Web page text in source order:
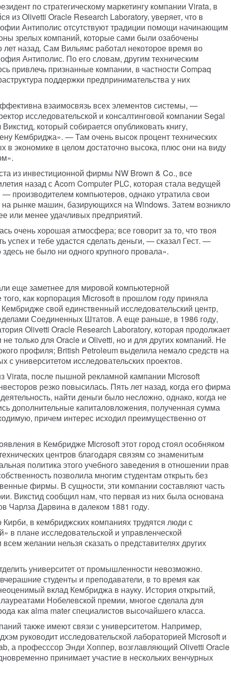
по стратегическому маркетингу компании Virata, в
из Olivetti Oracle Research Laboratory, уверяет, что в
Антиполис отсутствуют традиции помощи начинающим
зрелых компаний, которые сами были озабочены
лет назад. Сам Вильямс работал некоторое время во
Антиполис. По его словам, другим техническим
привлечь признанные компании, в частности Compaq
поддержки предпринимательства у них
взаимосвязь всех элементов системы, —
исследовательской и консалтинговой компании Segal
который собирается опубликовать книгу,
Кембриджа». — Там очень высок процент технических
в экономике в целом достаточно высока, плюс они на виду
из инвестиционной фирмы NW Brown & Co., все
назад с Acorn Computer PLC, которая стала ведущей
производителем компьютеров, однако утратила свои
рынке машин, базирующихся на Windows. Затем возникло
или менее удачливых предприятий.
очень хорошая атмосфера; все говорит за то, что твоя
успех и тебе удастся сделать деньги, — сказал Гест. —
не было ни одного крупного провала».
еще заметнее для мировой компьютерной
как корпорация Microsoft в прошлом году приняла
свой единственный исследовательский центр,
Соединенных Штатов. А еще раньше, в 1986 году,
Olivetti Oracle Research Laboratory, которая продолжает
не только для Oracle и Olivetti, но и для других компаний. Не
профиля; British Petroleum выделила немало средств на
с университетом исследовательских проектов.
Virata, после пышной рекламной кампании Microsoft
резко повысилась. Пять лет назад, когда его фирма
найти деньги было несложно, однако, когда не
дополнительные капиталовложения, полученная сумма
причем интерес исходил преимущественно от
в Кембридже Microsoft этот город стоял особняком
центров благодаря связям со знаменитым
политика этого учебного заведения в отношении прав
позволила многим студентам открыть без
фирмы. В сущности, эти компании составляют часть
Викстид сообщил нам, что первая из них была основана
Чарлза Дарвина в далеком 1881 году.
в кембриджских компаниях трудятся люди с
в плане исследовательской и управленческой
всем желании нельзя сказать о представителях других
университет от промышленности невозможно.
студенты и преподаватели, в то время как
вклад Кембриджа в науку. История открытий,
Нобелевской премии, многое сделала для
как alma mater специалистов высочайшего класса.
также имеют связи с университетом. Например,
руководит исследовательской лабораторией Microsoft и
а професссор Энди Хоппер, возглавляющий Olivetti Oracle
принимает участие в нескольких венчурных